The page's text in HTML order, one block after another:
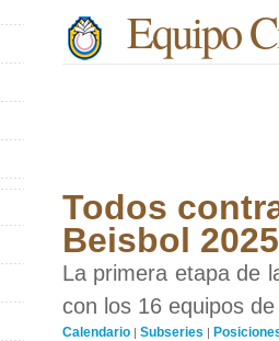
Equipo
Todos
Beisbol
La primera etapa de
con los 16 equipos
Calendario | Subseries |